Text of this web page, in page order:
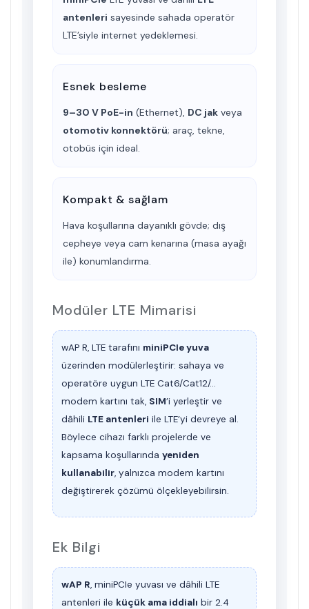
antenleri sayesinde sahada operatör
LTE’siyle internet yedeklemesi.
Esnek besleme
9–30 V PoE-in (Ethernet), DC jak veya
otomotiv konnektörü; araç, tekne,
otobüs için ideal.
Kompakt & sağlam
Hava koşullarına dayanıklı gövde; dış
cepheye veya cam kenarına (masa ayağı
ile) konumlandırma.
Modüler LTE Mimarisi
wAP R, LTE tarafını miniPCIe yuva
üzerinden modülerleştirir: sahaya ve
operatöre uygun LTE Cat6/Cat12/…
modem kartını tak, SIM’i yerleştir ve
dâhili LTE antenleri ile LTE’yi devreye al.
Böylece cihazı farklı projelerde ve
kapsama koşullarında yeniden
kullanabilir, yalnızca modem kartını
değiştirerek çözümü ölçekleyebilirsin.
Ek Bilgi
wAP R, miniPCIe yuvası ve dâhili LTE
antenleri ile küçük ama iddialı bir 2.4